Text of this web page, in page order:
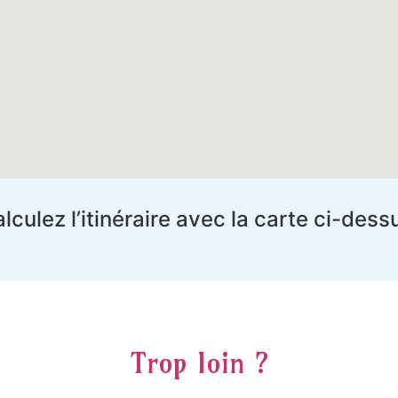
l’itinéraire avec la carte ci-
Trop loin ?